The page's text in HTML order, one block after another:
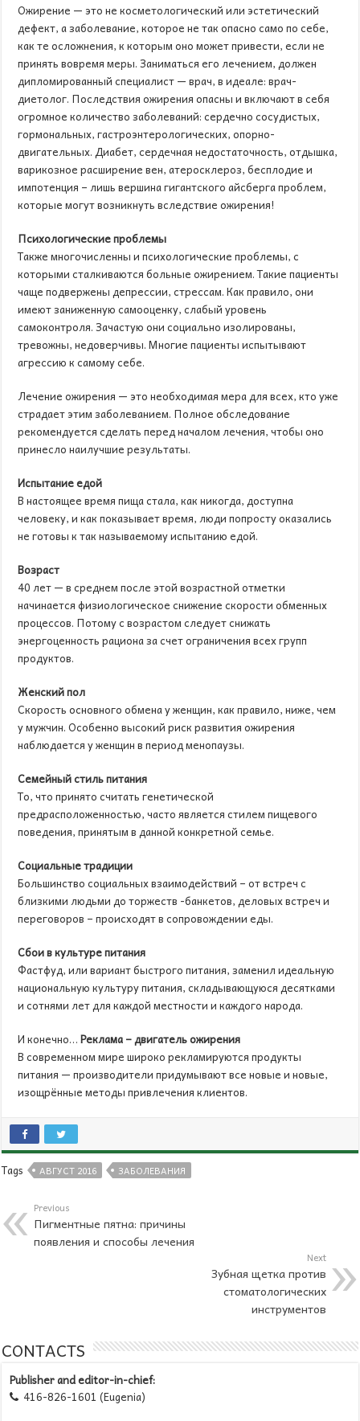
Ожирение — это не косметологический или эстетический
дефект, а заболевание, которое не так опасно само по себе,
как те осложнения, к которым оно может привести, если не
принять вовремя меры. Заниматься его лечением, должен
дипломированный специалист — врач, в идеале: врач-
диетолог. Последствия ожирения опасны и включают в себя
огромное количество заболеваний: сердечно сосудистых,
гормональных, гастроэнтерологических, опорно-
двигательных. Диабет, сердечная недостаточность, отдышка,
варикозное расширение вен, атеросклероз, бесплодие и
импотенция – лишь вершина гигантского айсберга проблем,
которые могут возникнуть вследствие ожирения!
Психологические проблемы
Также многочисленны и психологические проблемы, с
которыми сталкиваются больные ожирением. Такие пациенты
чаще подвержены депрессии, стрессам. Как правило, они
имеют заниженную самооценку, слабый уровень
самоконтроля. Зачастую они социально изолированы,
тревожны, недоверчивы. Многие пациенты испытывают
агрессию к самому себе.
Лечение ожирения — это необходимая мера для всех, кто уже
страдает этим заболеванием. Полное обследование
рекомендуется сделать перед началом лечения, чтобы оно
принесло наилучшие результаты.
Испытание едой
В настоящее время пища стала, как никогда, доступна
человеку, и как показывает время, люди попросту оказались
не готовы к так называемому испытанию едой.
Возраст
40 лет — в среднем после этой возрастной отметки
начинается физиологическое снижение скорости обменных
процессов. Потому с возрастом следует снижать
энергоценность рациона за счет ограничения всех групп
продуктов.
Женский пол
Скорость основного обмена у женщин, как правило, ниже, чем
у мужчин. Особенно высокий риск развития ожирения
наблюдается у женщин в период менопаузы.
Семейный стиль питания
То, что принято считать генетической
предрасположенностью, часто является стилем пищевого
поведения, принятым в данной конкретной семье.
Социальные традиции
Большинство социальных взаимодействий – от встреч с
близкими людьми до торжеств -банкетов, деловых встреч и
переговоров – происходят в сопровождении еды.
Сбои в культуре питания
Фастфуд, или вариант быстрого питания, заменил идеальную
национальную культуру питания, складывающуюся десятками
и сотнями лет для каждой местности и каждого народа.
И конечно…Реклама – двигатель ожирения
В современном мире широко рекламируются продукты
питания — производители придумывают все новые и новые,
изощрённые методы привлечения клиентов.
Tags АВГУСТ 2016 ЗАБОЛЕВАНИЯ
Previous
Пигментные пятна: причины
появления и способы лечения
Next
Зубная щетка против
стоматологических
инструментов
CONTACTS
Publisher and editor-in-chief:
 416-826-1601 (Eugenia)